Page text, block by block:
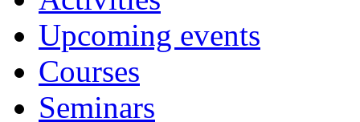
Upcoming events
Courses
Seminars